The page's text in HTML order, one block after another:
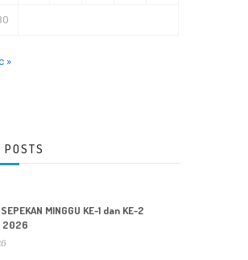
»
POSTS
MINGGU KE-1 dan KE-2
2026